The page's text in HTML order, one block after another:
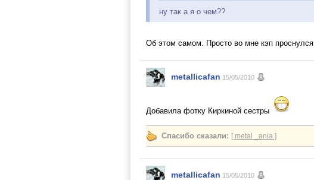
ну так а я о чем??
Об этом самом. Просто во мне кэп проснулся
metallicafan 15/05/2010
Добавила фотку Киркиной сестры
Спасибо сказали: [ metal _ania ]
metallicafan 15/05/2010